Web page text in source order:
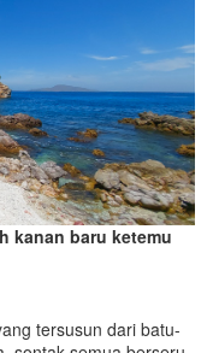
kanan baru ketemu
tersusun dari batu-